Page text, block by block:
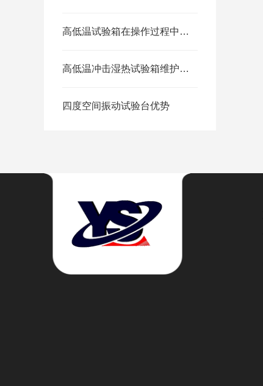
高低温试验箱在操作过程中，需要特别注意的事项
高低温冲击湿热试验箱维护与故障处理
四度空间振动试验台优势